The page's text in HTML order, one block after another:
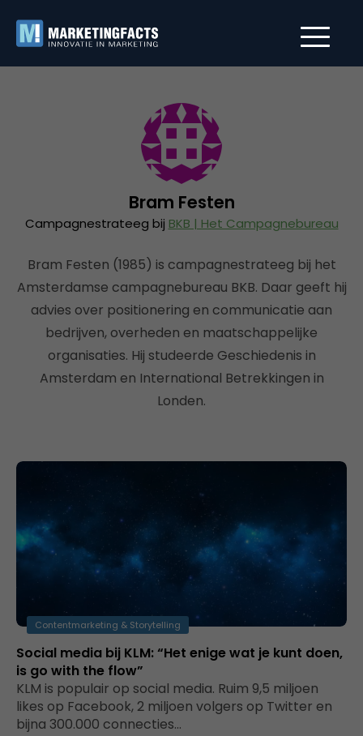
Bram Festen
Campagnestrateeg bij BKB | Het Campagnebureau
Bram Festen (1985) is campagnestrateeg bij het
Amsterdamse campagnebureau BKB. Daar geeft hij
advies over positionering en communicatie aan
bedrijven, overheden en maatschappelijke
organisaties. Hij studeerde Geschiedenis in
Amsterdam en International Betrekkingen in
Londen.
Contentmarketing & Storytelling
Social media bij KLM: “Het enige wat je kunt doen,
is go with the flow”
KLM is populair op social media. Ruim 9,5 miljoen
likes op Facebook, 2 miljoen volgers op Twitter en
bijna 300.000 connecties…